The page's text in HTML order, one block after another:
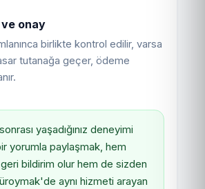
onay
birlikte kontrol edilir, varsa
tutanağa geçer, ödeme
yaşadığınız deneyimi
yorumla paylaşmak, hem
bildirim olur hem de sizden
aynı hizmeti arayan